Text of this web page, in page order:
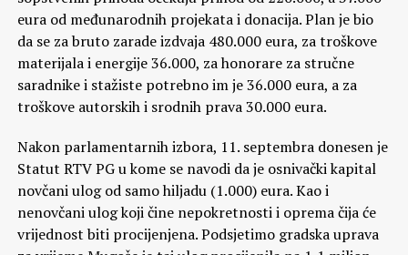
eura od međunarodnih projekata i donacija. Plan je bio
da se za bruto zarade izdvaja 480.000 eura, za troškove
materijala i energije 36.000, za honorare za stručne
saradnike i stažiste potrebno im je 36.000 eura, a za
troškove autorskih i srodnih prava 30.000 eura.
Nakon parlamentarnih izbora, 11. septembra donesen je
Statut RTV PG u kome se navodi da je osnivački kapital
novčani ulog od samo hiljadu (1.000) eura. Kao i
nenovčani ulog koji čine nepokretnosti i oprema čija će
vrijednost biti procijenjena. Podsjetimo gradska uprava